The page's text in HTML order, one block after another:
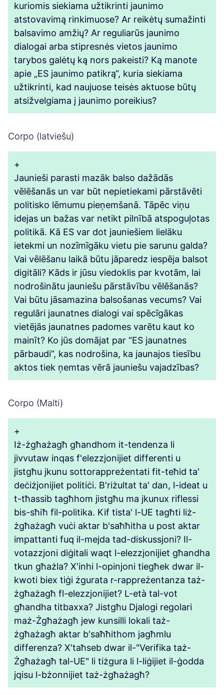
kuriomis siekiama užtikrinti jaunimo
atstovavimą rinkimuose? Ar reikėtų sumažinti
balsavimo amžių? Ar reguliarūs jaunimo
dialogai arba stipresnės vietos jaunimo
tarybos galėtų ką nors pakeisti? Ką manote
apie „ES jaunimo patikrą“, kuria siekiama
užtikrinti, kad naujuose teisės aktuose būtų
atsižvelgiama į jaunimo poreikius?
Corpo (latviešu)
+
Jaunieši parasti mazāk balso dažādās
vēlēšanās un var būt nepietiekami pārstāvēti
politisko lēmumu pieņemšanā. Tāpēc viņu
idejas un bažas var netikt pilnībā atspoguļotas
politikā. Kā ES var dot jauniešiem lielāku
ietekmi un nozīmīgāku vietu pie sarunu galda?
Vai vēlēšanu laikā būtu jāparedz iespēja balsot
digitāli? Kāds ir jūsu viedoklis par kvotām, lai
nodrošinātu jauniešu pārstāvību vēlēšanās?
Vai būtu jāsamazina balsošanas vecums? Vai
regulāri jaunatnes dialogi vai spēcīgākas
vietējās jaunatnes padomes varētu kaut ko
mainīt? Ko jūs domājat par “ES jaunatnes
pārbaudi”, kas nodrošina, ka jaunajos tiesību
aktos tiek ņemtas vērā jauniešu vajadzības?
Corpo (Malti)
+
Iż-żgħażagħ għandhom it-tendenza li
jivvutaw inqas f'elezzjonijiet differenti u
jistgħu jkunu sottorappreżentati fit-teħid ta'
deċiżjonijiet politiċi. B'riżultat ta' dan, l-ideat u
t-tħassib tagħhom jistgħu ma jkunux riflessi
bis-sħiħ fil-politika. Kif tista' l-UE tagħti liż-
żgħażagħ vuċi aktar b'saħħitha u post aktar
impattanti fuq il-mejda tad-diskussjoni? Il-
votazzjoni diġitali waqt l-elezzjonijiet għandha
tkun għażla? X'inhi l-opinjoni tiegħek dwar il-
kwoti biex tiġi żgurata r-rappreżentanza taż-
żgħażagħ fl-elezzjonijiet? L-età tal-vot
għandha titbaxxa? Jistgħu Djalogi regolari
maż-Żgħażagħ jew kunsilli lokali taż-
żgħażagħ aktar b'saħħithom jagħmlu
differenza? X'taħseb dwar il-"Verifika taż-
Żgħażagħ tal-UE" li tiżgura li l-liġijiet il-ġodda
jqisu l-bżonnijiet taż-żgħażagħ?